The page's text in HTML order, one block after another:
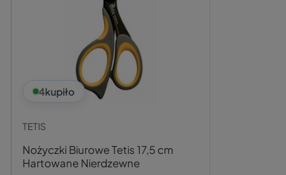
4kupiło
TETIS
Nożyczki Biurowe Tetis 17,5 cm
Hartowane Nierdzewne